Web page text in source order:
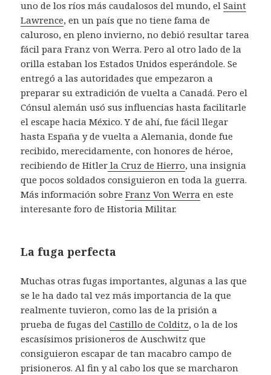
uno de los ríos más caudalosos del mundo, elSaint
Lawrence, en un país que no tiene fama de
caluroso, en pleno invierno, no debió resultar tarea
fácil para Franz von Werra. Pero al otro lado de la
orilla estaban los Estados Unidos esperándole. Se
entregó a las autoridades que empezaron a
preparar su extradición de vuelta a Canadá. Pero el
Cónsul alemán usó sus influencias hasta facilitarle
el escape hacia México. Y de ahí, fue fácil llegar
hasta España y de vuelta a Alemania, donde fue
recibido, merecidamente, con honores de héroe,
recibiendo de Hitler la Cruz de Hierro, una insignia
que pocos soldados consiguieron en toda la guerra.
Más información sobreFranz Von Werra en este
interesante foro de Historia Militar.
La fuga perfecta
Muchas otras fugas importantes, algunas a las que
se le ha dado tal vez más importancia de la que
realmente tuvieron, como las de la prisión a
prueba de fugas delCastillo de Colditz, o la de los
escasísimos prisioneros de Auschwitz que
consiguieron escapar de tan macabro campo de
prisioneros. Al fin y al cabo los que se marcharon